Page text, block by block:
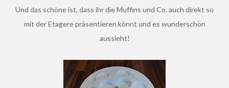
Und das schöne ist, dass ihr die Muffins und Co. auch direkt so
mit der Etagere präsentieren könnt und es wunderschön
aussieht!